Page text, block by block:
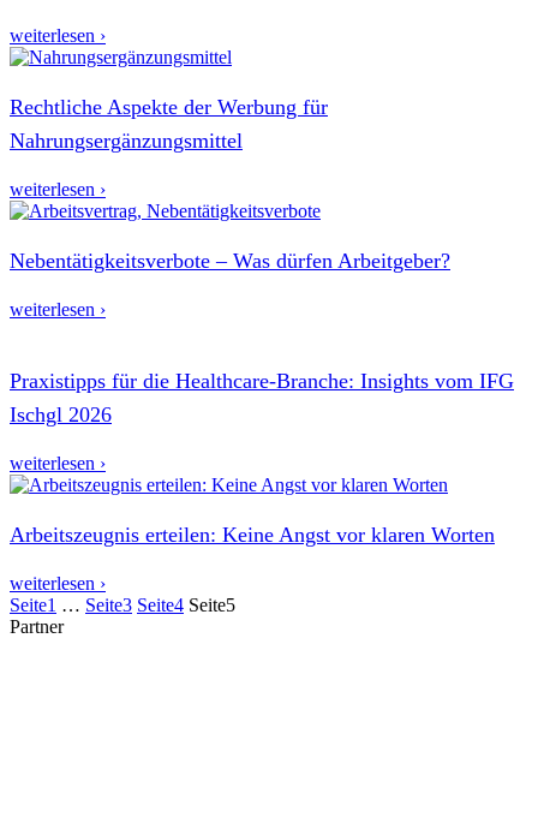
weiterlesen ›
Rechtliche Aspekte der Werbung für
Nahrungsergänzungsmittel
weiterlesen ›
Nebentätigkeitsverbote – Was dürfen Arbeitgeber?
weiterlesen ›
Praxistipps für die Healthcare-Branche: Insights vom IFG
Ischgl 2026
weiterlesen ›
Arbeitszeugnis erteilen: Keine Angst vor klaren Worten
weiterlesen ›
Seite1 … Seite3 Seite4 Seite5
Partner